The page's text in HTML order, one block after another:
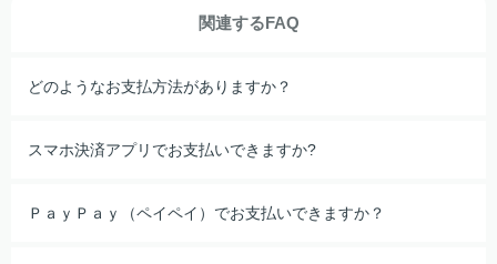
関連するFAQ
どのようなお支払方法がありますか？
スマホ決済アプリでお支払いできますか?
ＰａｙＰａｙ（ペイペイ）でお支払いできますか？